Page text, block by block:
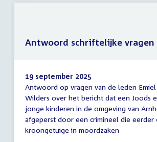
Antwoord
schriftelijke
vragen
19 september 2025
Antwoord op vragen van de leden
Wilders over het bericht dat een Joods
jonge kinderen in de omgeving van
afgeperst door een crimineel die eerder
kroongetuige in moordzaken
Antwoord schriftelijke vragen